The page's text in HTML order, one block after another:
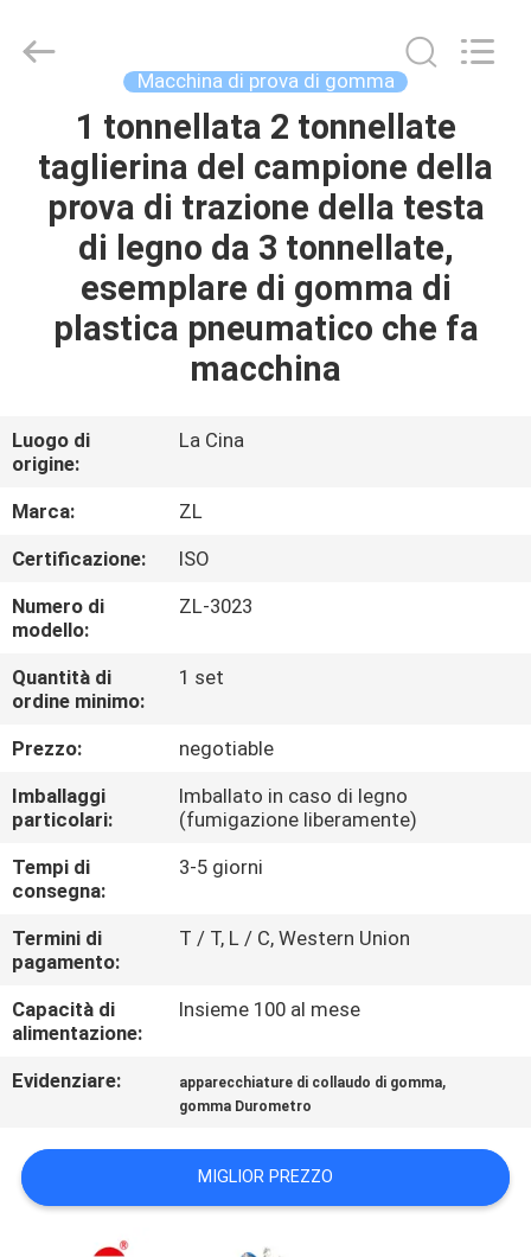
CASA
PRODOTTI
VIDEO
CIRCA
GIRO
DELLA
FABBRICA
CONTROLLO
DI
QUALITÀ
CONTATTICI
NOTIZIE
RICHIEDA
UNA
CITAZIONE
VR
SITEMAP
Instrument
Technology
Macchina di prova di gomma
1 tonnellata 2 tonnellate
taglierina del campione della
prova di trazione della testa
di legno da 3 tonnellate,
esemplare di gomma di
plastica pneumatico che fa
macchina
Luogo di
origine:
La Cina
Marca:
ZL
Certificazione:
ISO
Numero di
modello:
ZL-3023
Quantità di
ordine minimo:
1 set
Prezzo:
negotiable
Imballaggi
particolari:
Imballato in caso di legno
(fumigazione liberamente)
Tempi di
consegna:
3-5 giorni
Termini di
pagamento:
T / T, L / C, Western Union
Capacità di
alimentazione:
Insieme 100 al mese
Evidenziare: apparecchiature di collaudo di gomma,
gomma Durometro
MIGLIOR PREZZO